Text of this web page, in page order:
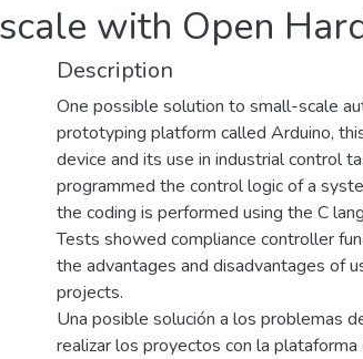
with Open
Description
One possible solution to small-scale
prototyping platform called Arduino,
device and its use in industrial control
programmed the control logic of a
the coding is performed using the C
Tests showed compliance controller
the advantages and disadvantages of
projects.
Una posible solución a los problemas
realizar los proyectos con la